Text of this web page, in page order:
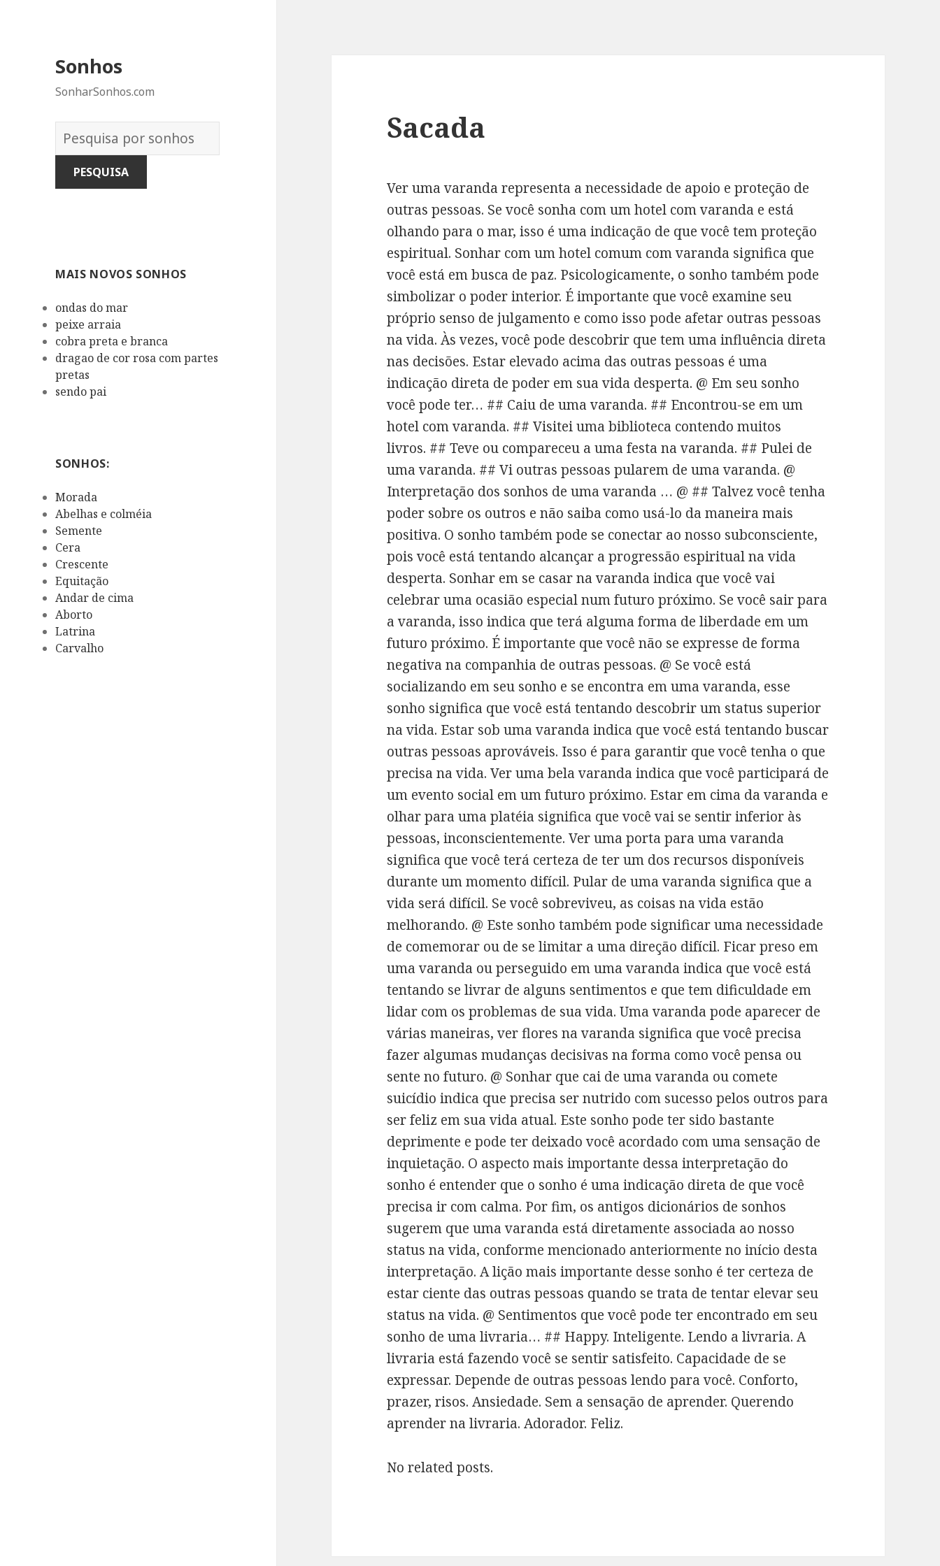
Sonhos
SonharSonhos.com
Dicionário
dos
Sonhos:
MAIS NOVOS SONHOS
ondas do mar
peixe arraia
cobra preta e branca
dragao de cor rosa com partes
pretas
sendo pai
SONHOS:
Morada
Abelhas e colméia
Semente
Cera
Crescente
Equitação
Andar de cima
Aborto
Latrina
Carvalho
Sacada
Ver uma varanda representa a necessidade de apoio e proteção de
outras pessoas. Se você sonha com um hotel com varanda e está
olhando para o mar, isso é uma indicação de que você tem proteção
espiritual. Sonhar com um hotel comum com varanda significa que
você está em busca de paz. Psicologicamente, o sonho também pode
simbolizar o poder interior. É importante que você examine seu
próprio senso de julgamento e como isso pode afetar outras pessoas
na vida. Às vezes, você pode descobrir que tem uma influência direta
nas decisões. Estar elevado acima das outras pessoas é uma
indicação direta de poder em sua vida desperta. @ Em seu sonho
você pode ter… ## Caiu de uma varanda. ## Encontrou-se em um
hotel com varanda. ## Visitei uma biblioteca contendo muitos
livros. ## Teve ou compareceu a uma festa na varanda. ## Pulei de
uma varanda. ## Vi outras pessoas pularem de uma varanda. @
Interpretação dos sonhos de uma varanda … @ ## Talvez você tenha
poder sobre os outros e não saiba como usá-lo da maneira mais
positiva. O sonho também pode se conectar ao nosso subconsciente,
pois você está tentando alcançar a progressão espiritual na vida
desperta. Sonhar em se casar na varanda indica que você vai
celebrar uma ocasião especial num futuro próximo. Se você sair para
a varanda, isso indica que terá alguma forma de liberdade em um
futuro próximo. É importante que você não se expresse de forma
negativa na companhia de outras pessoas. @ Se você está
socializando em seu sonho e se encontra em uma varanda, esse
sonho significa que você está tentando descobrir um status superior
na vida. Estar sob uma varanda indica que você está tentando buscar
outras pessoas aprováveis. Isso é para garantir que você tenha o que
precisa na vida. Ver uma bela varanda indica que você participará de
um evento social em um futuro próximo. Estar em cima da varanda e
olhar para uma platéia significa que você vai se sentir inferior às
pessoas, inconscientemente. Ver uma porta para uma varanda
significa que você terá certeza de ter um dos recursos disponíveis
durante um momento difícil. Pular de uma varanda significa que a
vida será difícil. Se você sobreviveu, as coisas na vida estão
melhorando. @ Este sonho também pode significar uma necessidade
de comemorar ou de se limitar a uma direção difícil. Ficar preso em
uma varanda ou perseguido em uma varanda indica que você está
tentando se livrar de alguns sentimentos e que tem dificuldade em
lidar com os problemas de sua vida. Uma varanda pode aparecer de
várias maneiras, ver flores na varanda significa que você precisa
fazer algumas mudanças decisivas na forma como você pensa ou
sente no futuro. @ Sonhar que cai de uma varanda ou comete
suicídio indica que precisa ser nutrido com sucesso pelos outros para
ser feliz em sua vida atual. Este sonho pode ter sido bastante
deprimente e pode ter deixado você acordado com uma sensação de
inquietação. O aspecto mais importante dessa interpretação do
sonho é entender que o sonho é uma indicação direta de que você
precisa ir com calma. Por fim, os antigos dicionários de sonhos
sugerem que uma varanda está diretamente associada ao nosso
status na vida, conforme mencionado anteriormente no início desta
interpretação. A lição mais importante desse sonho é ter certeza de
estar ciente das outras pessoas quando se trata de tentar elevar seu
status na vida. @ Sentimentos que você pode ter encontrado em seu
sonho de uma livraria… ## Happy. Inteligente. Lendo a livraria. A
livraria está fazendo você se sentir satisfeito. Capacidade de se
expressar. Depende de outras pessoas lendo para você. Conforto,
prazer, risos. Ansiedade. Sem a sensação de aprender. Querendo
aprender na livraria. Adorador. Feliz.
No related posts.